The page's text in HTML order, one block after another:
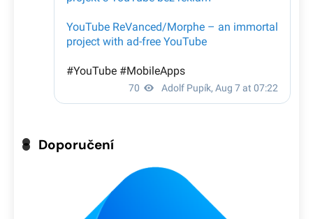
Doporučení